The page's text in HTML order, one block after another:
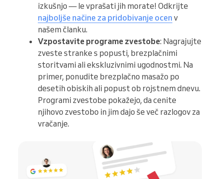
izkušnjo — le vprašati jih morate! Odkrijte
najboljše načine za pridobivanje ocen v
našem članku.
Vzpostavite programe zvestobe: Nagrajujte
zveste stranke s popusti, brezplačnimi
storitvami ali ekskluzivnimi ugodnostmi. Na
primer, ponudite brezplačno masažo po
desetih obiskih ali popust ob rojstnem dnevu.
Programi zvestobe pokažejo, da cenite
njihovo zvestobo in jim dajo še več razlogov za
vračanje.